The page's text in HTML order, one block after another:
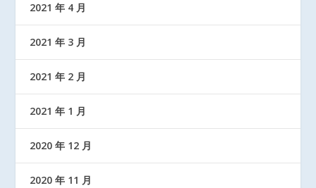
2021 年 4 月
2021 年 3 月
2021 年 2 月
2021 年 1 月
2020 年 12 月
2020 年 11 月